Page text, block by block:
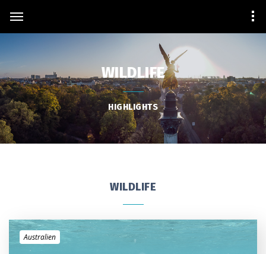
WILDLIFE
HIGHLIGHTS
WILDLIFE
Australien